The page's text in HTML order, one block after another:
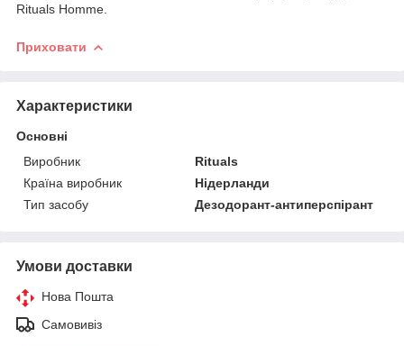
Rituals Homme.
Приховати
Характеристики
Основні
Виробник
Rituals
Країна виробник
Нідерланди
Тип засобу
Дезодорант-антиперспірант
Умови доставки
Нова Пошта
Самовивіз